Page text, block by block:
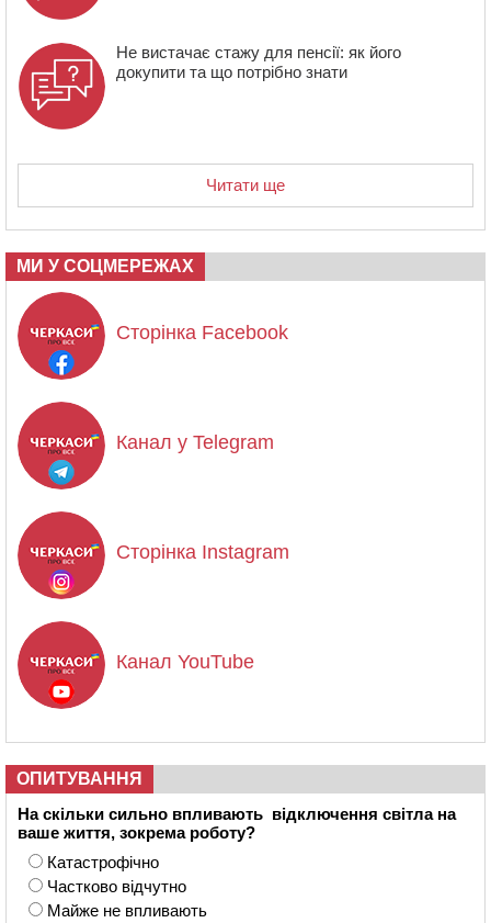
Не вистачає стажу для пенсії: як його
докупити та що потрібно знати
Читати ще
МИ У СОЦМЕРЕЖАХ
Сторінка Facebook
Канал у Telegram
Сторінка Instagram
Канал YouTube
ОПИТУВАННЯ
На скільки сильно впливають відключення світла на
ваше життя, зокрема роботу?
Катастрофічно
Частково відчутно
Майже не впливають